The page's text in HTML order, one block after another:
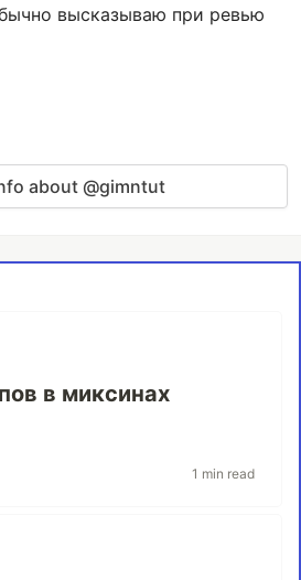
высказываю при ревью
about @gimntut
в миксинах
1 min read